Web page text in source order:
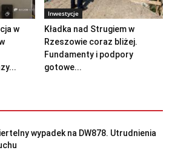
w
Inwestycje
Kładka nad Strugiem w
Rzeszowie coraz bliżej.
Fundamenty i podpory
gotowe...
wypadek na DW878. Utrudnienia